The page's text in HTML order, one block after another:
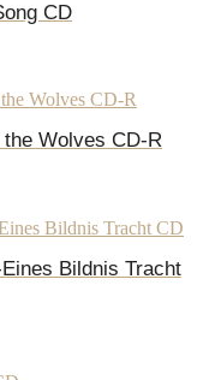
CD
Wolves CD-R
Bildnis Tracht